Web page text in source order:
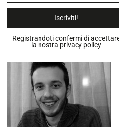
Iscriviti!
Registrandoti confermi di
la nostra privacy policy